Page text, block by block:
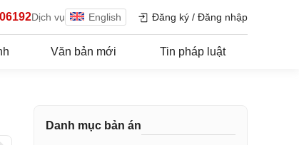
Dịch vụ English Đăng ký / Đăng nhập
Văn bản mới Tin pháp luật
Danh mục bản án